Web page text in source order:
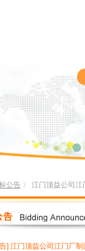
公告 〉 江门顶益公司
] 江门顶益公司江门厂